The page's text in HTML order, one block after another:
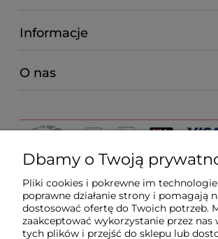
Informacje
O nas
Dbamy o Twoją
Pliki cookies i pokrewne im
poprawne działanie strony i pomagają
dostosować ofertę do Twoich potrzeb.
zaakceptować wykorzystanie przez nas
tych plików i przejść do sklepu lub